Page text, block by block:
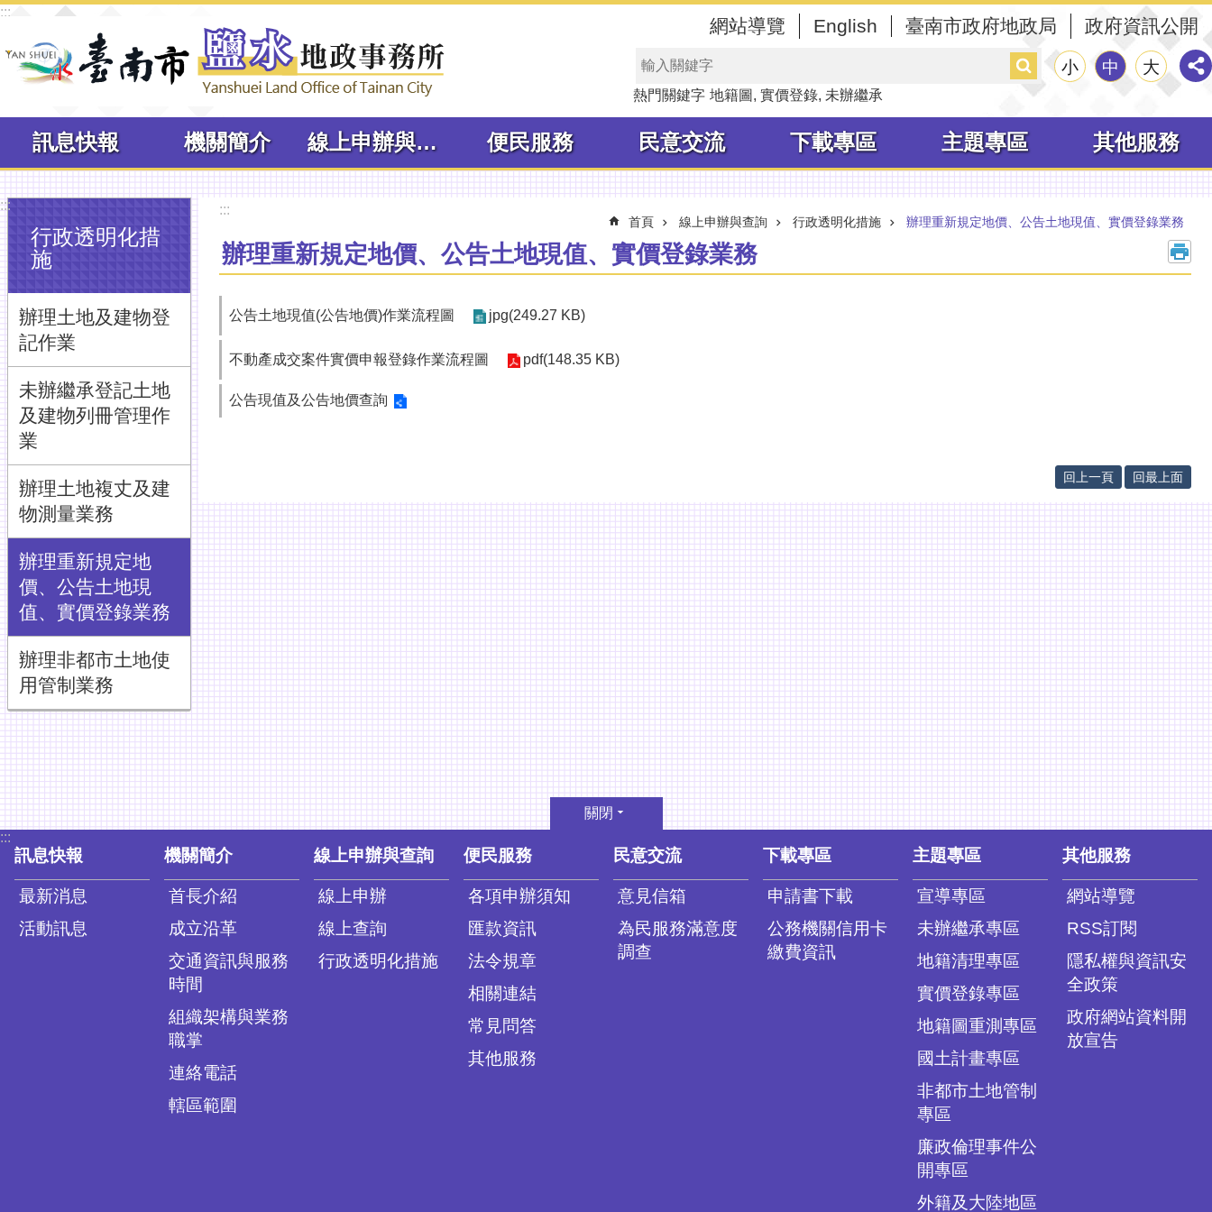
跳到主要內容區塊
:::
網站導覽 English 臺南市政府地政局 政府資訊公開
搜
尋 小 中 大
熱門關鍵字 地籍圖 實價登錄 未辦繼承
訊息快報 機關簡介 線上申辦與查詢 便民服務 民意交流 下載專區 主題專區 其他服務
:::
行政透明化措
施
辦理土地及建物登
記作業
未辦繼承登記土地
及建物列冊管理作
業
辦理土地複丈及建
物測量業務
辦理重新規定地
價、公告土地現
值、實價登錄業務
辦理非都市土地使
用管制業務
:::
首頁 線上申辦與查詢 行政透明化措施 辦理重新規定地價、公告土地現值、實價登錄業務
辦理重新規定地價、公告土地現值、實價登錄業務
公告土地現值(公告地價)作業流程圖 jpg(249.27 KB)
不動產成交案件實價申報登錄作業流程圖 pdf(148.35 KB)
公告現值及公告地價查詢
回上一頁 回最上面
關閉
:::
訊息快報
最新消息
活動訊息
機關簡介
首長介紹
成立沿革
交通資訊與服務
時間
組織架構與業務
職掌
連絡電話
轄區範圍
線上申辦與查詢
線上申辦
線上查詢
行政透明化措施
便民服務
各項申辦須知
匯款資訊
法令規章
相關連結
常見問答
其他服務
民意交流
意見信箱
為民服務滿意度
調查
下載專區
申請書下載
公務機關信用卡
繳費資訊
主題專區
宣導專區
未辦繼承專區
地籍清理專區
實價登錄專區
地籍圖重測專區
國土計畫專區
非都市土地管制
專區
廉政倫理事件公
開專區
外籍及大陸地區
其他服務
網站導覽
RSS訂閱
隱私權與資訊安
全政策
政府網站資料開
放宣告